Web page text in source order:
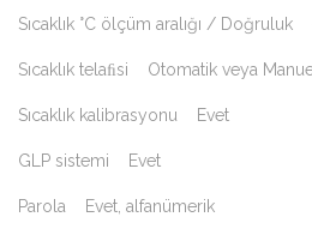
Sıcaklık °C ölçüm aralığı / Doğruluk
Sıcaklık telaﬁsi Otomatik veya
Sıcaklık kalibrasyonu Evet
GLP sistemi Evet
Parola Evet, alfanümerik